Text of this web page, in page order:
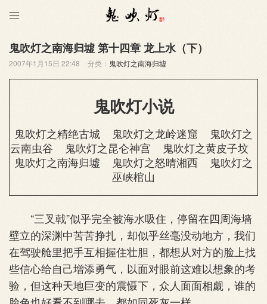

鬼吹灯之南海归墟 第十四章 龙上水（下）
2007年1月15日 22:48 分类： 鬼吹灯之南海归墟
鬼吹灯小说
鬼吹灯之精绝古城 鬼吹灯之龙岭迷窟
鬼吹灯之
云南虫谷
鬼吹灯之昆仑神宫
鬼吹灯之黄皮子坟
鬼吹灯之南海归墟
鬼吹灯之怒晴湘西
鬼吹灯之
巫峡棺山
“三叉戟”似乎完全被海水吸住，停留在四周海墙
壁立的深渊中苦苦挣扎，却似乎丝毫没动地方，我们
在驾驶舱里把手互相握住壮胆，都想从对方的脸上找
些信心给自己增添勇气，以面对眼前这难以想象的考
验，但这种天地巨变的震慑下，众人面面相觑，谁的